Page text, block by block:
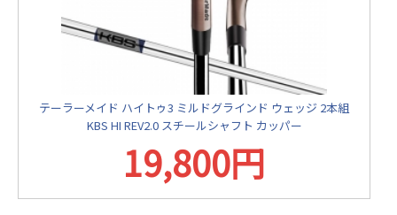
テーラーメイド ハイトゥ3 ミルドグラインド ウェッジ 2本組
KBS HI REV2.0 スチールシャフト カッパー
19,800円